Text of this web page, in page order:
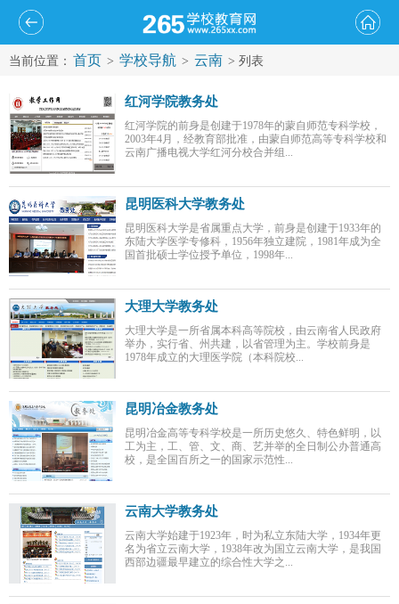
当前位置： 首页 > 学校导航 > 云南 > 列表
红河学院教务处
红河学院的前身是创建于1978年的蒙自师范专科学校，
2003年4月，经教育部批准，由蒙自师范高等专科学校和
云南广播电视大学红河分校合并组...
昆明医科大学教务处
昆明医科大学是省属重点大学，前身是创建于1933年的
东陆大学医学专修科，1956年独立建院，1981年成为全
国首批硕士学位授予单位，1998年...
大理大学教务处
大理大学是一所省属本科高等院校，由云南省人民政府
举办，实行省、州共建，以省管理为主。学校前身是
1978年成立的大理医学院（本科院校...
昆明冶金教务处
昆明冶金高等专科学校是一所历史悠久、特色鲜明，以
工为主，工、管、文、商、艺并举的全日制公办普通高
校，是全国百所之一的国家示范性...
云南大学教务处
云南大学始建于1923年，时为私立东陆大学，1934年更
名为省立云南大学，1938年改为国立云南大学，是我国
西部边疆最早建立的综合性大学之...